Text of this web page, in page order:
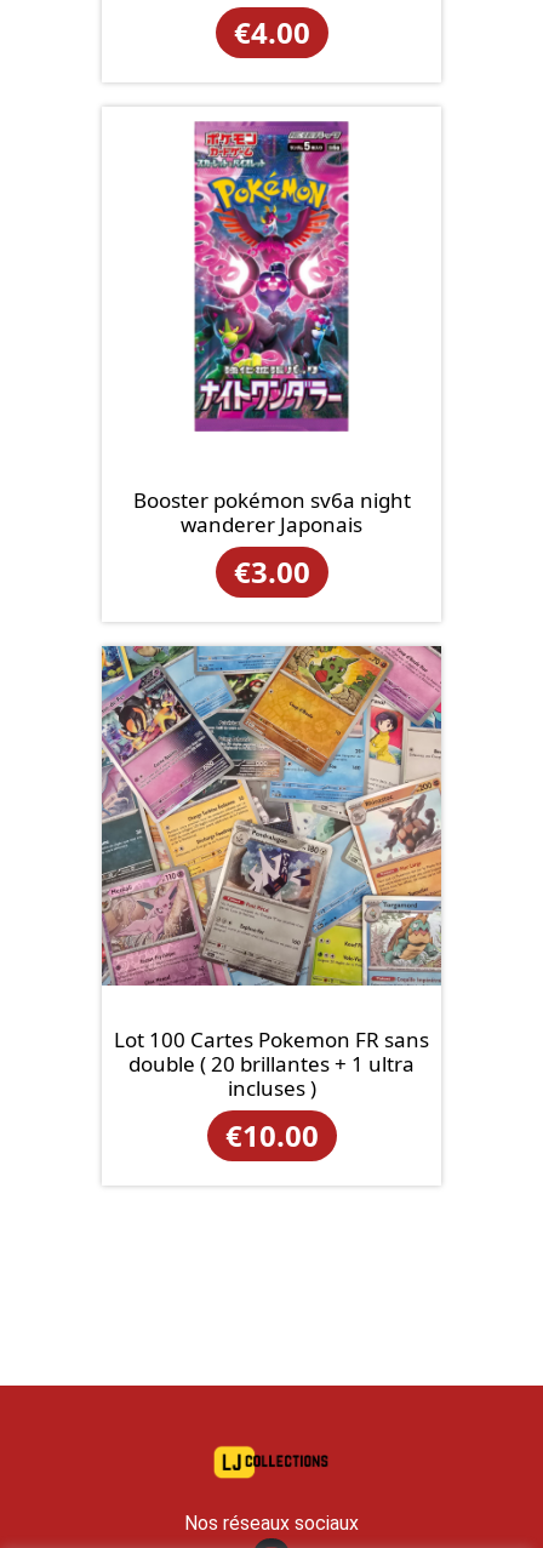
€4.00
Booster pokémon sv6a night
wanderer Japonais
€3.00
Lot 100 Cartes Pokemon FR sans
double ( 20 brillantes + 1 ultra
incluses )
€10.00
Nos réseaux sociaux